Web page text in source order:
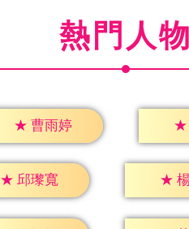
熱門人物
★ 曹雨婷 ★
★ 邱瓈寬 ★